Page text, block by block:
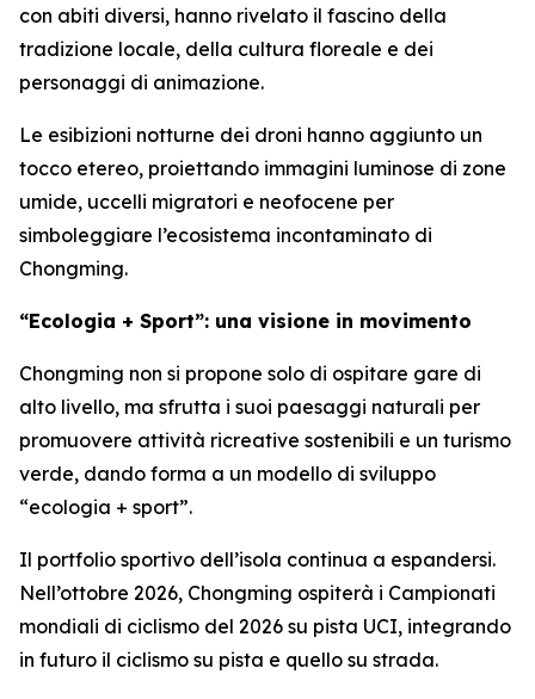
con abiti diversi, hanno rivelato il fascino della
tradizione locale, della cultura floreale e dei
personaggi di animazione.
Le esibizioni notturne dei droni hanno aggiunto un
tocco etereo, proiettando immagini luminose di zone
umide, uccelli migratori e neofocene per
simboleggiare l’ecosistema incontaminato di
Chongming.
“Ecologia + Sport”: una visione in movimento
Chongming non si propone solo di ospitare gare di
alto livello, ma sfrutta i suoi paesaggi naturali per
promuovere attività ricreative sostenibili e un turismo
verde, dando forma a un modello di sviluppo
“ecologia + sport”.
Il portfolio sportivo dell’isola continua a espandersi.
Nell’ottobre 2026, Chongming ospiterà i Campionati
mondiali di ciclismo del 2026 su pista UCI, integrando
in futuro il ciclismo su pista e quello su strada.